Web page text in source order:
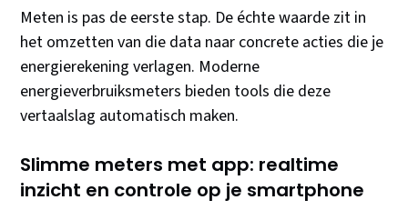
Meten is pas de eerste stap. De échte waarde zit in
het omzetten van die data naar concrete acties die je
energierekening verlagen. Moderne
energieverbruiksmeters bieden tools die deze
vertaalslag automatisch maken.
Slimme meters met app: realtime
inzicht en controle op je smartphone